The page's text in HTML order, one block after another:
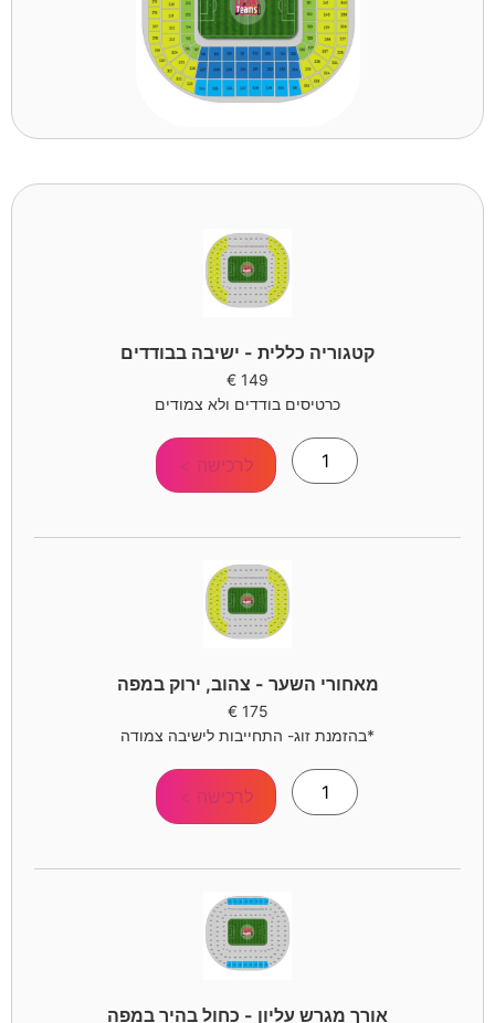
קטגוריה כללית - ישיבה בבודדים
149
€
כרטיסים בודדים ולא צמודים
לרכישה >
מאחורי השער - צהוב, ירוק במפה
175
€
*בהזמנת זוג- התחייבות לישיבה צמודה
לרכישה >
אורך מגרש עליון - כחול בהיר במפה